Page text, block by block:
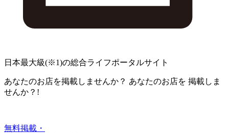
日本最大級(※1)の総合ライフポータルサイト
あなたのお店を掲載しませんか？ あなたのお店を 掲載しま
せんか？!
無料掲載・